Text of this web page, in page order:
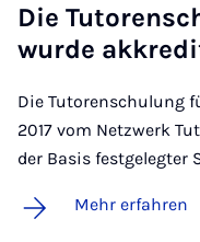
Die
wur­de
Die Tutorenschulung
2017 vom Netzwerk
der Basis festgelegter
Mehr erfahren